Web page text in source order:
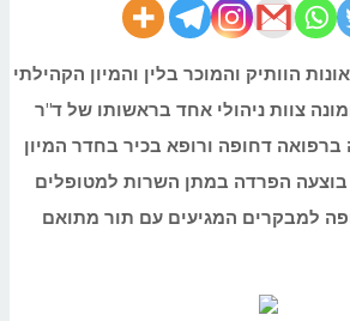
הוותיק והמוכר בלין והמיון הקהילתי
צוות ניהולי אחד בראשותו של ד"ר
דחופה ורופא בכיר בחדר המיון
הפרדה במתן השרות למטופלים
למבקרים המגיעים עם תור מתואם